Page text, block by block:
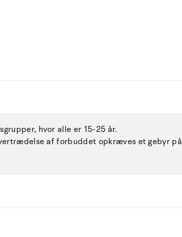
hvor alle er 15-25 år.
af forbuddet opkræves et gebyr på